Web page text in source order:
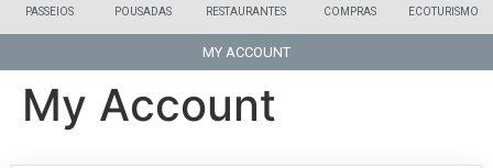
PASSEIOS POUSADAS RESTAURANTES COMPRAS ECOTURISMO
MY ACCOUNT
My Account